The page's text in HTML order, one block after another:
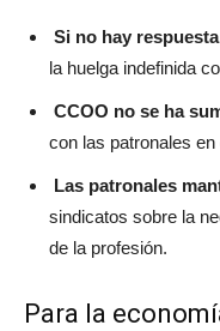
Si no hay
la huelga indefinida
CCOO no se ha
con las patronales
Las patronales
sindicatos sobre la
de la profesión.
Para la